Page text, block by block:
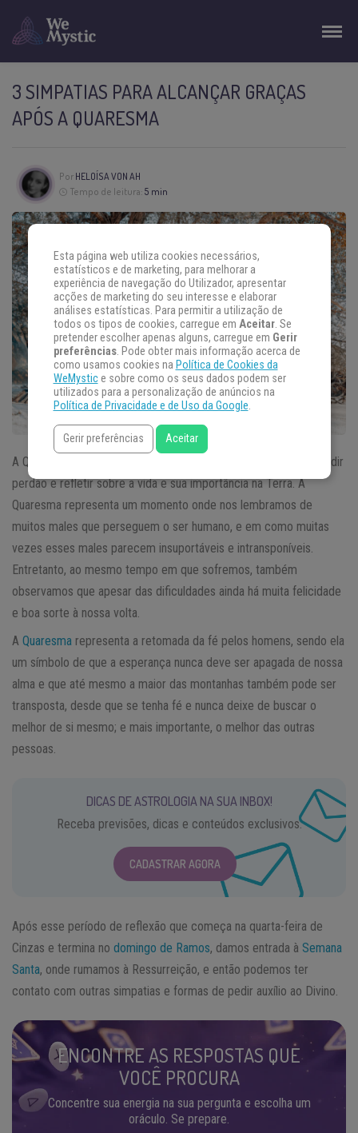
3 SIMPATIAS PARA ALCANÇAR GRAÇAS
APÓS A QUARESMA
Por HELOÍSA VON AH
Tempo de leitura: 5 min
A Quaresma em si é uma boa época para realizar
, pedir
perdão e refletir sobre a vida e sua importância na Terra. A
Quaresma representa um momento onde nos lembramos de
muitos males que perseguem o ser humano, e em como muitas
vezes esses males parecem insuportáveis e intransponíveis.
Entretanto, ao mesmo tempo em que sofremos, também
observamos que apesar das dificuldades ainda há muita felicidade
e boa sorte à nossa volta.
A Quaresma representa a retomada da fé pelos homens, sendo ela
um símbolo de que a esperança nunca deve ser apagada de nossa
alma e que até mesmo a maior das montanhas também pode ser
transposta, desde que se tenha fé e nunca deixe de buscar o
melhor de si mesmo; e mais importante, o melhor das outras
pessoas.
DICAS DE ASTROLOGIA NA SUA INBOX!
Receba previsões, dicas e conteúdos exclusivos.
CADASTRAR AGORA
Após esse período de reflexão que começa na quarta-feira de
Cinzas e termina no domingo de Ramos, damos entrada à Semana
Santa, onde rumamos à Ressurreição, e então podemos ter
contato com outras simpatias e formas de pedir auxílio ao Divino.
ENCONTRE AS RESPOSTAS QUE
VOCÊ PROCURA
Concentre sua energia na sua pergunta e escolha um
oráculo. Se prepare.
Esta página web utiliza cookies necessários,
estatísticos e de marketing, para melhorar a
experiência de navegação do Utilizador, apresentar
acções de marketing do seu interesse e elaborar
análises estatísticas. Para permitir a utilização de
todos os tipos de cookies, carregue em Aceitar. Se
pretender escolher apenas alguns, carregue em Gerir
preferências. Pode obter mais informação acerca de
como usamos cookies na Política de Cookies da
WeMystice sobre como os seus dados podem ser
utilizados para a personalização de anúncios na
Política de Privacidade e de Uso da Google.
Gerir preferências Aceitar